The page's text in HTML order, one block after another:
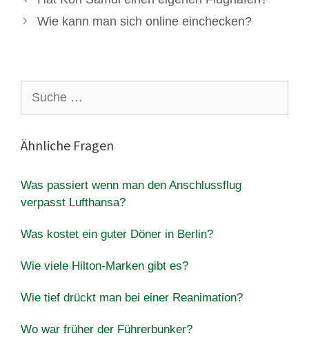
Wie kann man sich online einchecken?
nach:
Ähnliche Fragen
Was passiert wenn man den Anschlussflug
verpasst Lufthansa?
Was kostet ein guter Döner in Berlin?
Wie viele Hilton-Marken gibt es?
Wie tief drückt man bei einer Reanimation?
Wo war früher der Führerbunker?